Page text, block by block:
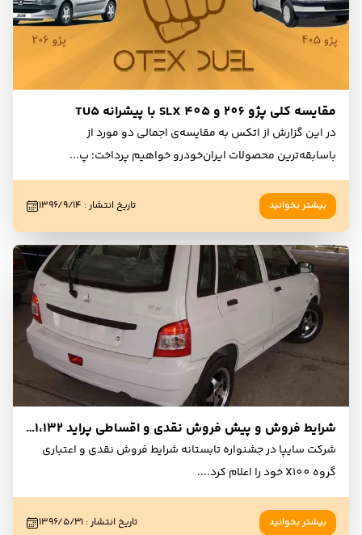
مقایسه‌ کلی پژو 206 و 405 SLX با پیشرانه TU5
در این گزارش از اتکس به مقایسه‌ی اجمالی دو مورد از
باسابقه‌ترین محصولات ایران‌خودرو خواهیم پرداخت؛ پ...
بیشتر بخوانید تاریخ انتشار: ۱۳۹۶/۹/۱۴
شرایط فروش و پیش فروش نقدی و اقساطی پراید 131،132 و 111 - مرداد 96
شرکت سایپا در جشنواره تابستانه شرايط فروش نقدی و اعتباری
گروه X100 خود را اعلام کرد.
...
بیشتر بخوانید تاریخ انتشار: ۱۳۹۶/۵/۳۱